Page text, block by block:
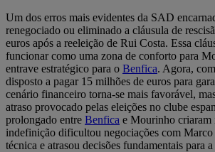
Um dos erros mais evidentes da SAD
renegociado ou eliminado a cláusula de
euros após a reeleição de Rui Costa. Essa
funcionar como uma zona de conforto para
entrave estratégico para o Benfica. Agora,
disposto a pagar 15 milhões de euros para
cenário financeiro torna-se mais favorável,
atraso provocado pelas eleições no clube
prolongado entre Benfica e Mourinho criaram
indefinição dificultou negociações com Marco
técnica e atrasou decisões fundamentais para